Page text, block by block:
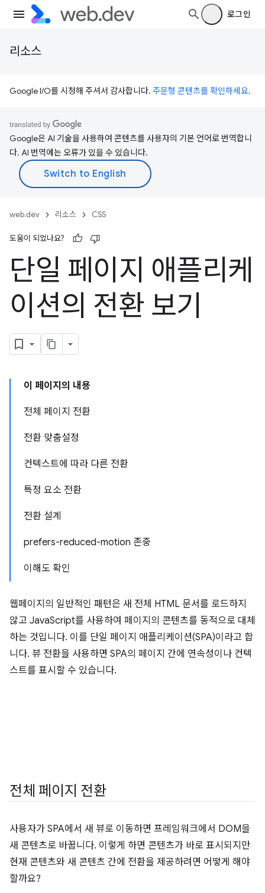
로그인
리소스
Google I/O를 시청해 주셔서 감사합니다. 주문형 콘텐츠를 확인하세요.
Google은 AI 기술을 사용하여 콘텐츠를 사용자의 기본 언어로 번역합니
다. AI 번역에는 오류가 있을 수 있습니다.
web.dev 리소스 CSS
도움이 되었나요?
단일 페이지 애플리케
이션의 전환 보기
이 페이지의 내용
전체 페이지 전환
전환 맞춤설정
컨텍스트에 따라 다른 전환
특정 요소 전환
전환 설계
prefers-reduced-motion 존중
이해도 확인
웹페이지의 일반적인 패턴은 새 전체 HTML 문서를 로드하지
않고 JavaScript를 사용하여 페이지의 콘텐츠를 동적으로 대체
하는 것입니다. 이를 단일 페이지 애플리케이션(SPA)이라고 합
니다. 뷰 전환을 사용하면 SPA의 페이지 간에 연속성이나 컨텍
스트를 표시할 수 있습니다.
전체 페이지 전환
사용자가 SPA에서 새 뷰로 이동하면 프레임워크에서 DOM을
새 콘텐츠로 바꿉니다. 이렇게 하면 콘텐츠가 바로 표시되지만
현재 콘텐츠와 새 콘텐츠 간에 전환을 제공하려면 어떻게 해야
할까요?